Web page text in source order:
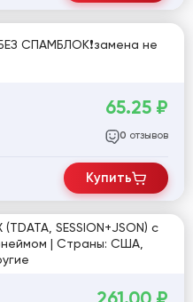
СПАМБЛОК❗замена не
65.25 ₽
0 отзывов
Купить
SESSION+JSON) с
| Страны: США,